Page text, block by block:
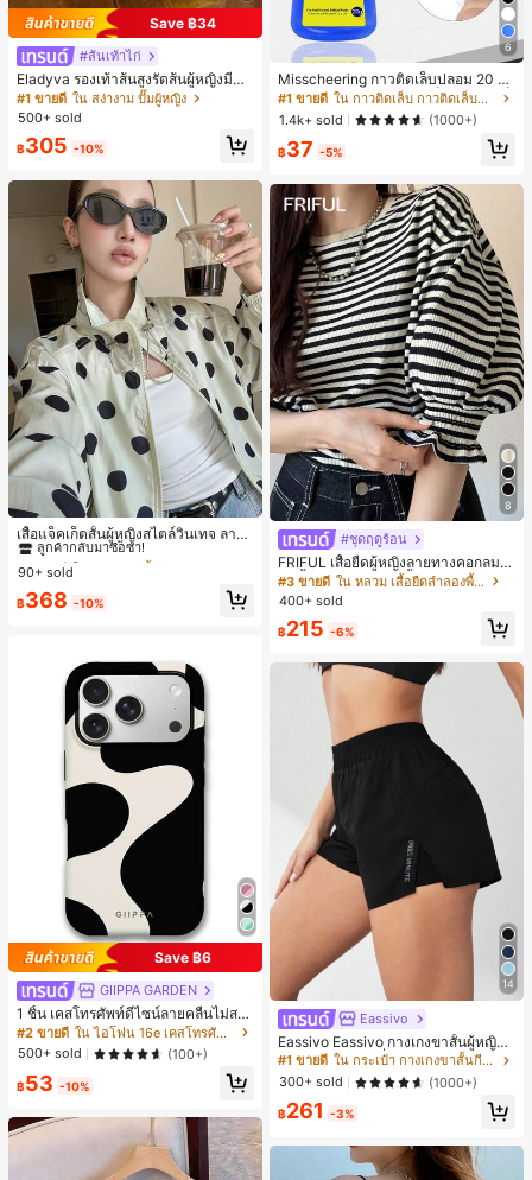
Save ฿34
#ส้นเท้าไก่
Eladyva รองเท้าส้นสูงรัดส้นผู้หญิงมีดอ
กไม้ประดับตาข่ายเสริมและสามารถสว
มได้สองแบบ ส้นสูง 7 ซม. รูปแบบโรมัน
#1 ขายดี ใน สง่างาม ปั๊มผู้หญิง
500+ sold
฿305 -10%
เสื้อแจ็คเก็ตสั้นผู้หญิงสไตล์วินเทจ ลายจุ
ดขนาดใหญ่ คอตั้ง เอวเข้ารูป แขนพอง
ทรงหลวม แฟชั่นอเนกประสงค์ สำหรับใ
#1 ขายดี
ใน กระเป๋า เสื้อคลุมลำลอง
ลูกค้ากลับมาซื้อซ้ำ!
#1 ขายดี ใน กระเป๋า เสื้อคลุมลำลอง
ลูกค้ากลับมาซื้อซ้ำ!
#1 ขายดี ใน กระเป๋า เสื้อคลุมลำลอง
ลูกค้ากลับมาซื้อซ้ำ!
#1 ขายดี
ใน กระเป๋า เสื้อคลุมลำลอง
90+ sold
฿368 -10%
Save ฿6
GIIPPA GARDEN
1 ชิ้น เคสโทรศัพท์ดีไซน์ลายคลื่นไม่สม
มาตรสำหรับ Phone 17 Pro Max, เหม
าะสำหรับ Phone 16 Pro Max, 15 Pro
Max, 14 Pro Max, เคสโทรศัพท์สไตล์เ
กาหลีและน่าสนใจ, เข้ากันได้กับ 11/12/
13/14/15/16 Pro Max Plus, ดีไซน์หรู
ขวัญในอุดมคติสำหรับคริสต์มาส, วันว
าเลนไทน์, อีสเตอร์, ฤดูแต่งงานและวันเ
กิดสำหรับแฟนสาว
#2 ขายดี
ใน ไอโฟน 16e เคสโทรศัพท์แฟชั่น
500+ sold
(100+)
฿53 -10%
6
Misscheering กาวติดเล็บปลอม 20 กรั
ม แรงยึดสูง เจลสติกเกอร์เล็บนุ่ม แห้งเร็
ว เหมาะสำหรับผู้เริ่มต้นทำเล็บ ติดทนน
าน
#1 ขายดี
ใน กาวติดเล็บ กาวติดเล็บและสารยึดติด
1.4k+ sold
(1000+)
฿37 -5%
8
#ชุดฤดูร้อน
FRIFUL เสื้อยืดผู้หญิงลายทางคอกลมแ
ขนสั้นปลายแขนพับ เสื้อยืดกราฟิกฤดูร้
อน
#3 ขายดี
ใน หลวม เสื้อยืดลำลองพื้นฐาน
400+ sold
฿215 -6%
14
Eassivo
Eassivo Eassivo กางเกงขาสั้นผู้หญิงรั
น 2 ใน 1 ฤดูร้อนที่สบายและกางเกงขา
สั้นพรางแสงแดด
#1 ขายดี
ใน กระเป๋า กางเกงขาสั้นกีฬาผู้หญิง
300+ sold
(1000+)
฿261 -3%